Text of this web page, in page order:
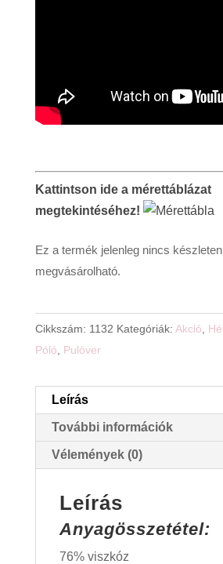
Kattintson ide a mérettáblázat
megtekintéséhez!
Ez a termék jelenleg nincs
megvásárolható.
Cikkszám: 1132 Kategóriák: Akció
Póló
Pulóver
Leírás
További információk
Vélemények (0)
Leírás
Anyagösszetétel:
76% viszkóz